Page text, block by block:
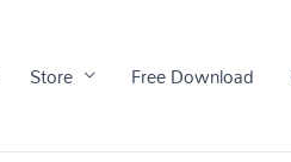
Store Free Download